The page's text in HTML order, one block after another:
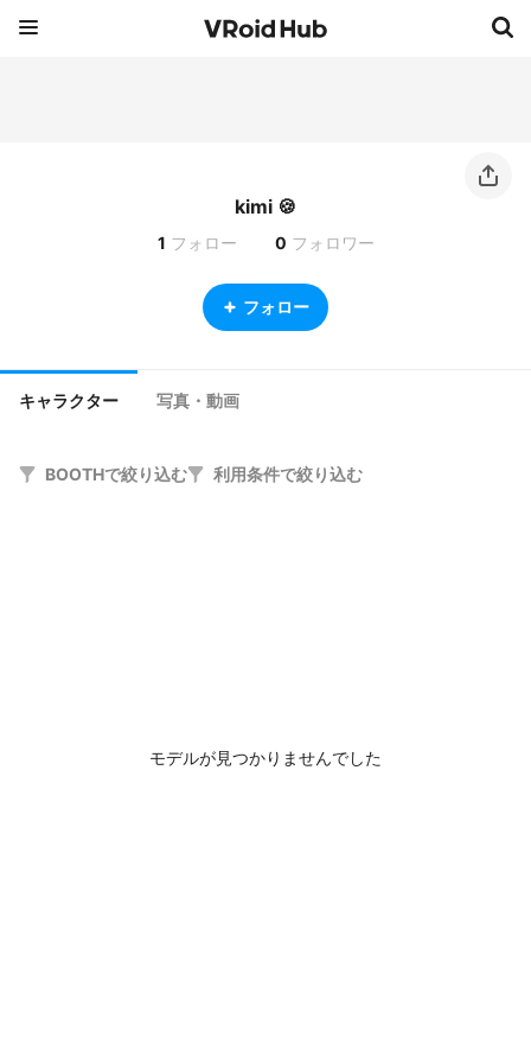
kimi 🍪
1 フォロー 0 フォロワー
フォロー
キャラクター 写真・動画
BOOTHで絞り込む 利用条件で絞り込む
モデルが見つかりませんでした